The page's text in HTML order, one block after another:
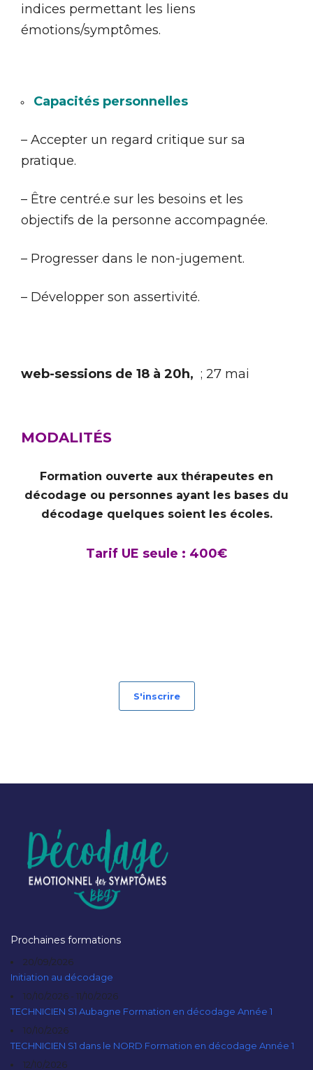
indices permettant les liens
émotions/symptômes.
Capacités personnelles
– Accepter un regard critique sur sa
pratique.
– Être centré.e sur les besoins et les
objectifs de la personne accompagnée.
– Progresser dans le non-jugement.
– Développer son assertivité.
web-sessions de 18 à 20h, ; 27 mai
MODALITÉS
Formation ouverte aux thérapeutes en
décodage ou personnes ayant les bases du
décodage quelques soient les écoles.
Tarif UE seule : 400€
S'inscrire
Prochaines formations
20/09/2026
Initiation au décodage
10/10/2026 - 11/10/2026
TECHNICIEN S1 Aubagne Formation en décodage Année 1
10/10/2026
TECHNICIEN S1 dans le NORD Formation en décodage Année 1
12/10/2026